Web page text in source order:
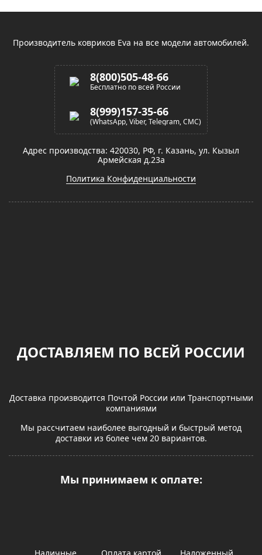
Производитель ковриков Eva на все модели автомобилей.
8(800)505-48-66
Бесплатно по всей России
8(999)157-35-66
(WhatsApp, Viber, Telegram, СМС)
Адрес производства: 420030, РФ, г. Казань, ул. Кызыл
Армейская д.23а
Политика Конфиденциальности
ДОСТАВЛЯЕМ ПО ВСЕЙ РОССИИ
Доставка производится Почтой России или Транспортными
компаниями
Мы рассчитаем наиболее выгодный и быстрый метод
доставки из более чем 20 вариантов.
Мы принимаем к оплате: